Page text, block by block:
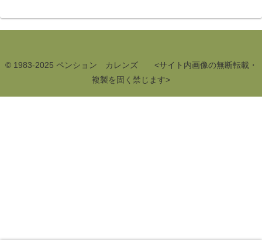
© 1983-2025 ペンション カレンズ <サイト内画像の無断転載・
複製を固く禁じます>